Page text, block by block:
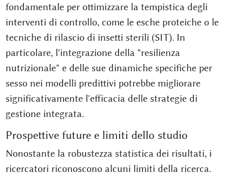
fondamentale per ottimizzare la tempistica degli
interventi di controllo, come le esche proteiche o le
tecniche di rilascio di insetti sterili (SIT). In
particolare, l'integrazione della "resilienza
nutrizionale" e delle sue dinamiche specifiche per
sesso nei modelli predittivi potrebbe migliorare
significativamente l'efficacia delle strategie di
gestione integrata.
Prospettive future e limiti dello studio
Nonostante la robustezza statistica dei risultati, i
ricercatori riconoscono alcuni limiti della ricerca.